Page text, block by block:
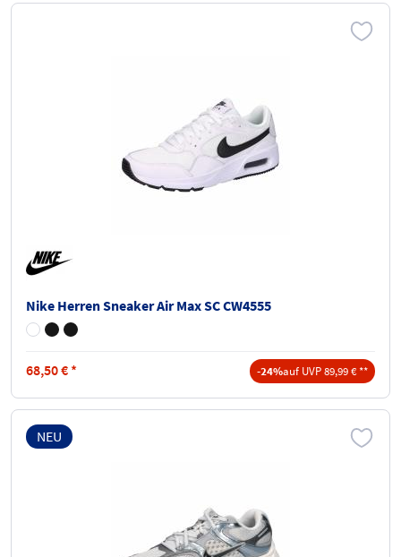
Nike Herren Sneaker Air Max SC CW4555
68,50€ * -24%auf UVP 89,99 € **
NEU